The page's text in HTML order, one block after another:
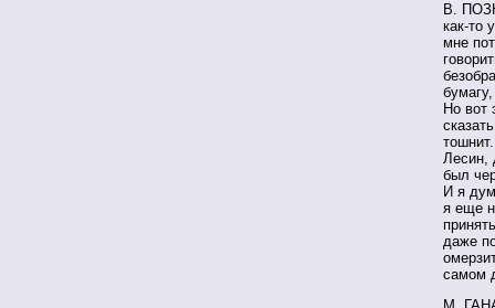
В.
как-то
мне
Но вот
Лесин,
был
И я
я еще
даже
самом